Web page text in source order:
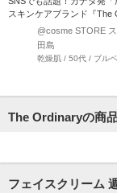
スキンケアブランド『The
サスペ…@cosme STORE
田島
乾燥肌 / 50代 / ブルベ
The Ordinaryの商
フェイスクリーム